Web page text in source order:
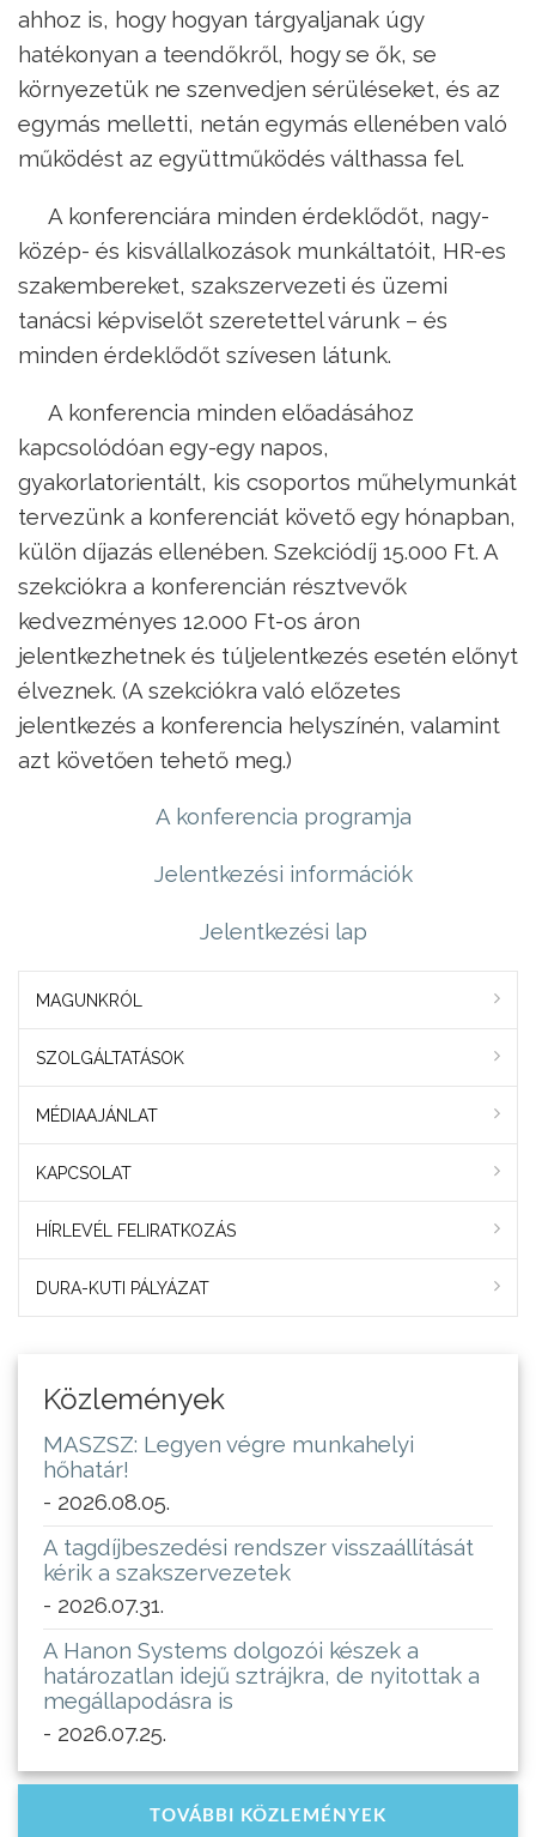
ahhoz is, hogy hogyan tárgyaljanak úgy
hatékonyan a teendőkről, hogy se ők, se
környezetük ne szenvedjen sérüléseket, és az
egymás melletti, netán egymás ellenében való
működést az együttműködés válthassa fel.
A konferenciára minden érdeklődőt, nagy-
közép- és kisvállalkozások munkáltatóit, HR-es
szakembereket, szakszervezeti és üzemi
tanácsi képviselőt szeretettel várunk – és
minden érdeklődőt szívesen látunk.
A konferencia minden előadásához
kapcsolódóan egy-egy napos,
gyakorlatorientált, kis csoportos műhelymunkát
tervezünk a konferenciát követő egy hónapban,
külön díjazás ellenében. Szekciódíj 15.000 Ft. A
szekciókra a konferencián résztvevők
kedvezményes 12.000 Ft-os áron
jelentkezhetnek és túljelentkezés esetén előnyt
élveznek. (A szekciókra való előzetes
jelentkezés a konferencia helyszínén, valamint
azt követően tehető meg.)
A konferencia programja
Jelentkezési információk
Jelentkezési lap
MAGUNKRÓL
SZOLGÁLTATÁSOK
MÉDIAAJÁNLAT
KAPCSOLAT
HÍRLEVÉL FELIRATKOZÁS
DURA-KUTI PÁLYÁZAT
Közlemények
MASZSZ: Legyen végre munkahelyi
hőhatár!
- 2026.08.05.
A tagdíjbeszedési rendszer visszaállítását
kérik a szakszervezetek
- 2026.07.31.
A Hanon Systems dolgozói készek a
határozatlan idejű sztrájkra, de nyitottak a
megállapodásra is
- 2026.07.25.
TOVÁBBI KÖZLEMÉNYEK